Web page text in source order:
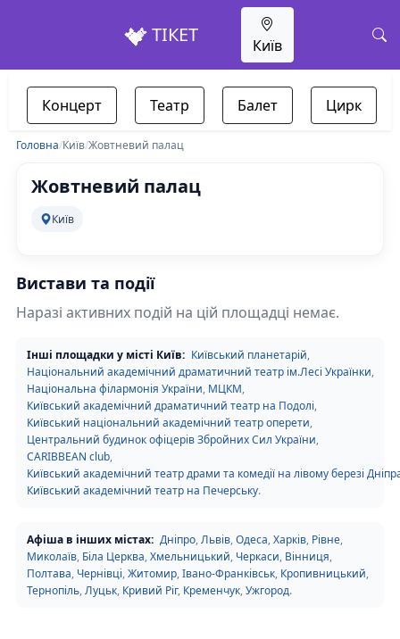
ТІКЕТ Київ
Концерт Театр Балет Цирк
Головна/Київ/Жовтневий палац
Жовтневий палац
Київ
Вистави та події
Наразі активних подій на цій площадці немає.
Інші площадки у місті Київ: Київський планетарій,
Національний академічний драматичний театр ім.Лесі Українки,
Національна філармонія України, МЦКМ,
Київський академічний драматичний театр на Подолі,
Київський національний академічний театр оперети,
Центральний будинок офіцерів Збройних Сил України,
CARIBBEAN club,
Київський академічний театр драми та комедії на лівому березі
Київський академічний театр на Печерську.
Афіша в інших містах: Дніпро,Львів,Одеса,Харків, Рівне,
Миколаїв, Біла Церква,Хмельницький, Черкаси, Вінниця,
Полтава, Чернівці,Житомир,Івано-Франківськ, Кропивницький,
Тернопіль,Луцьк, Кривий Ріг, Кременчук,Ужгород.